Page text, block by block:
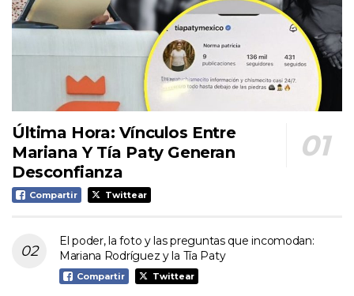
Última Hora: Vínculos Entre
Mariana Y Tía Paty Generan
Desconfianza
Compartir Twittear
El poder, la foto y las preguntas que incomodan:
Mariana Rodríguez y la Tía Paty
Compartir Twittear